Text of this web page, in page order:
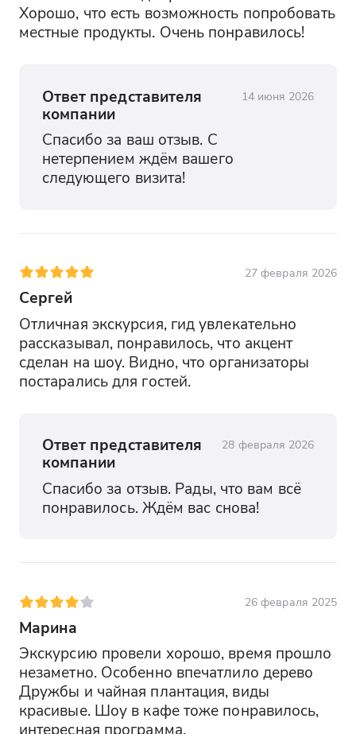
Хорошо, что есть возможность попробовать
местные продукты. Очень понравилось!
Ответ представителя
компании
14 июня 2026
Спасибо за ваш отзыв. С
нетерпением ждём вашего
следующего визита!
27 февраля 2026
Сергей
Отличная экскурсия, гид увлекательно
рассказывал, понравилось, что акцент
сделан на шоу. Видно, что организаторы
постарались для гостей.
Ответ представителя
компании
28 февраля 2026
Спасибо за отзыв. Рады, что вам всё
понравилось. Ждём вас снова!
26 февраля 2025
Марина
Экскурсию провели хорошо, время прошло
незаметно. Особенно впечатлило дерево
Дружбы и чайная плантация, виды
красивые. Шоу в кафе тоже понравилось,
интересная программа.